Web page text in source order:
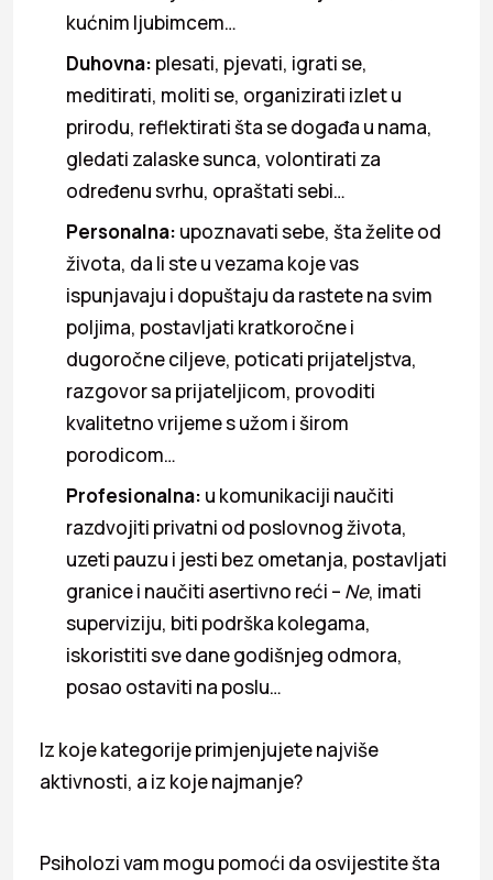
kućnim ljubimcem…
Duhovna: plesati, pjevati, igrati se,
meditirati, moliti se, organizirati izlet u
prirodu, reflektirati šta se događa u nama,
gledati zalaske sunca, volontirati za
određenu svrhu, opraštati sebi…
Personalna: upoznavati sebe, šta želite od
života, da li ste u vezama koje vas
ispunjavaju i dopuštaju da rastete na svim
poljima, postavljati kratkoročne i
dugoročne ciljeve, poticati prijateljstva,
razgovor sa prijateljicom, provoditi
kvalitetno vrijeme s užom i širom
porodicom…
Profesionalna: u komunikaciji naučiti
razdvojiti privatni od poslovnog života,
uzeti pauzu i jesti bez ometanja, postavljati
granice i naučiti asertivno reći – Ne, imati
superviziju, biti podrška kolegama,
iskoristiti sve dane godišnjeg odmora,
posao ostaviti na poslu…
Iz koje kategorije primjenjujete najviše
aktivnosti, a iz koje najmanje?
Psiholozi vam mogu pomoći da osvijestite šta